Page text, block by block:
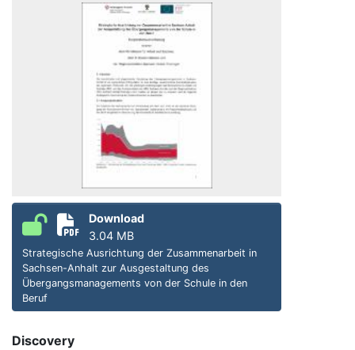
Download
3.04 MB
Strategische Ausrichtung der Zusammenarbeit in
Sachsen-Anhalt zur Ausgestaltung des
Übergangsmanagements von der Schule in den
Beruf
Discovery